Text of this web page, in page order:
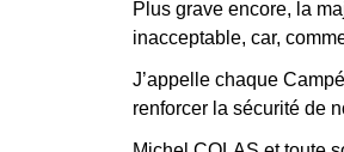
Plus grave encore, la
inacceptable, car,
J’appelle chaque
renforcer la sécurité de